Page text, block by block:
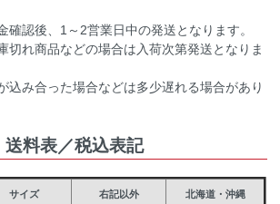
確認後、1～2営業日中の発送となります。
切れ商品などの場合は入荷次第発送となりま
込み合った場合などは多少遅れる場合があり
送料表／税込表記
サイズ 右記以外 北海道・沖縄